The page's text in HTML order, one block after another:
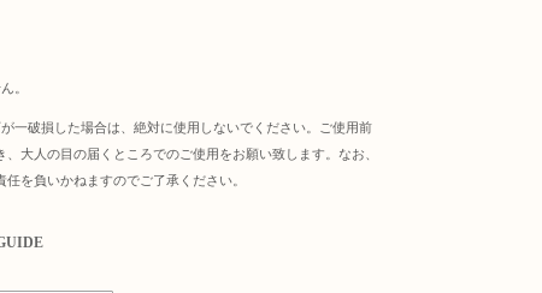
。
一破損した場合は、絶対に使用しないでください。ご使用前
大人の目の届くところでのご使用をお願い致します。なお、
を負いかねますのでご了承ください。